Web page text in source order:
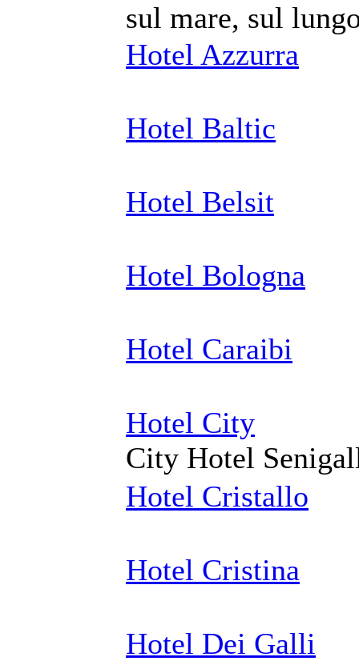
sul mare, sul
Hotel Azzurra
Hotel Baltic
Hotel Belsit
Hotel Bologna
Hotel Caraibi
Hotel City
City Hotel
Hotel Cristallo
Hotel Cristina
Hotel Dei Galli